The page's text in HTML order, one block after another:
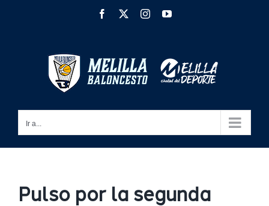
Facebook InstagramYouTube
Ir a...
Pulso por la segunda